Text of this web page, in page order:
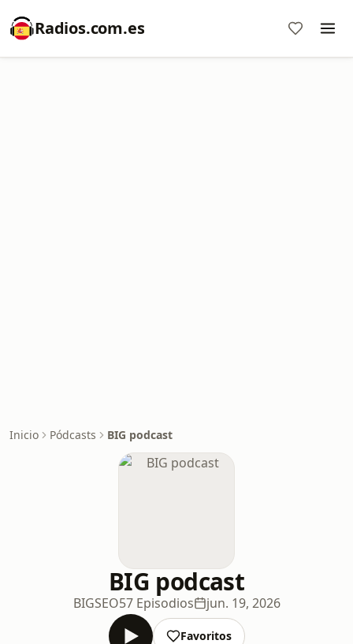
Radios.com.es
Inicio Pódcasts BIG podcast
BIG podcast
BIGSEO57 Episodios jun. 19, 2026
Favoritos